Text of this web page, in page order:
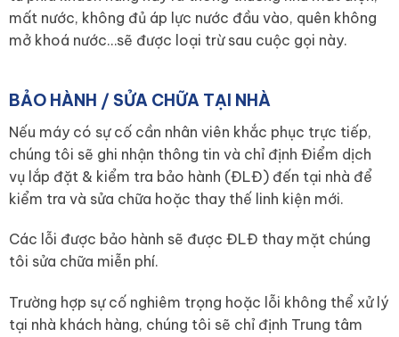
mất nước, không đủ áp lực nước đầu vào, quên không
mở khoá nước…sẽ được loại trừ sau cuộc gọi này.
BẢO HÀNH / SỬA CHỮA TẠI NHÀ
Nếu máy có sự cố cần nhân viên khắc phục trực tiếp,
chúng tôi sẽ ghi nhận thông tin và chỉ định Điểm dịch
vụ lắp đặt & kiểm tra bảo hành (ĐLĐ) đến tại nhà để
kiểm tra và sửa chữa hoặc thay thế linh kiện mới.
Các lỗi được bảo hành sẽ được ĐLĐ thay mặt chúng
tôi sửa chữa miễn phí.
Trường hợp sự cố nghiêm trọng hoặc lỗi không thể xử lý
tại nhà khách hàng, chúng tôi sẽ chỉ định Trung tâm